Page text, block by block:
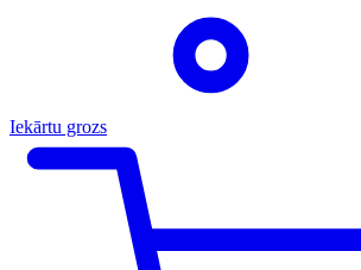
Iekārtu grozs